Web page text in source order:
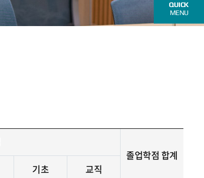
QUICK
MENU
졸업학점 합계
기초 교직